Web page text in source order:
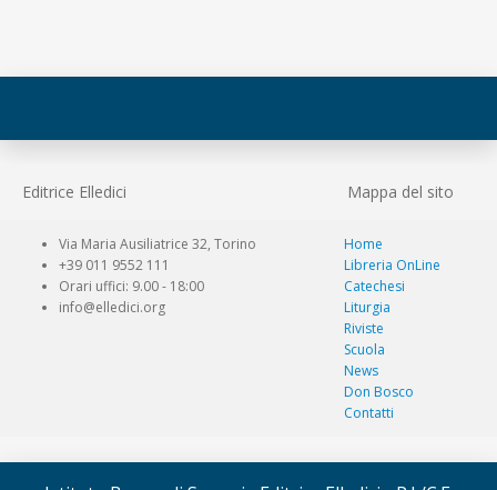
Editrice Elledici Mappa del sito
Via Maria Ausiliatrice 32, Torino
+39 011 9552 111
Orari uffici: 9.00 - 18:00
info@elledici.org
Home
Libreria OnLine
Catechesi
Liturgia
Riviste
Scuola
News
Don Bosco
Contatti